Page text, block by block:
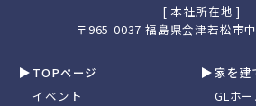
[ 本社所在地 ]
〒965-0037 福島県会津若松市
TOPページ
イベント
家を建
GLホ